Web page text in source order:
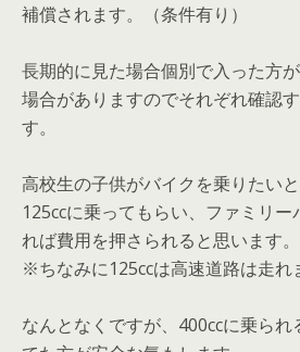
補償されます。
（条件有り）
長期的に見た場合個別で入った方
場合がありますのでそれぞれ確認
す。
高校生の子供がバイクを乗りたいと
125ccに乗ってもらい、フ ァミリー
れば費用を押さられると思います。
※ちなみに125ccは高速道路は走れ
なんとなくですが、400ccに乗られ